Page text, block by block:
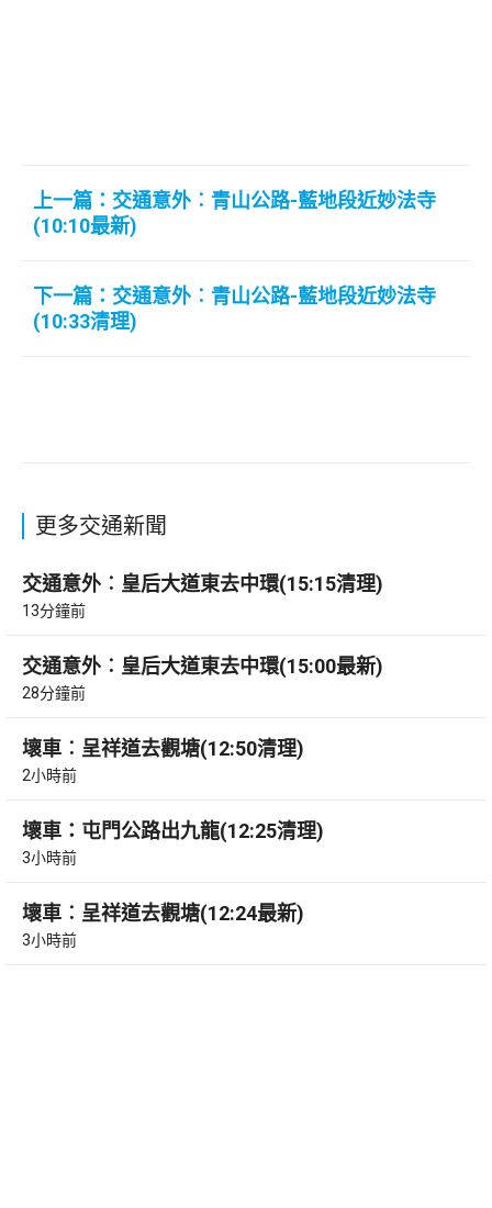
上一篇：交通意外︰青山公路-藍地段近妙法寺
(10:10最新)
下一篇：交通意外︰青山公路-藍地段近妙法寺
(10:33清理)
更多交通新聞
交通意外︰皇后大道東去中環(15:15清理)
13分鐘前
交通意外︰皇后大道東去中環(15:00最新)
28分鐘前
壞車︰呈祥道去觀塘(12:50清理)
2小時前
壞車：屯門公路出九龍(12:25清理)
3小時前
壞車︰呈祥道去觀塘(12:24最新)
3小時前